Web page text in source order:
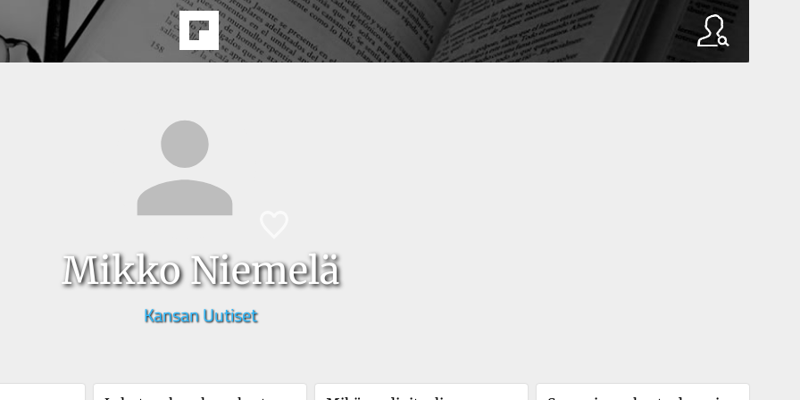
Mikko Niemelä
Kansan Uutiset